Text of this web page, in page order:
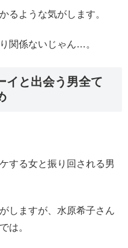
るような気がします。
関係ないじゃん…。
イと出会う男全て
する女と振り回される男
しますが、水原希子さん
は。